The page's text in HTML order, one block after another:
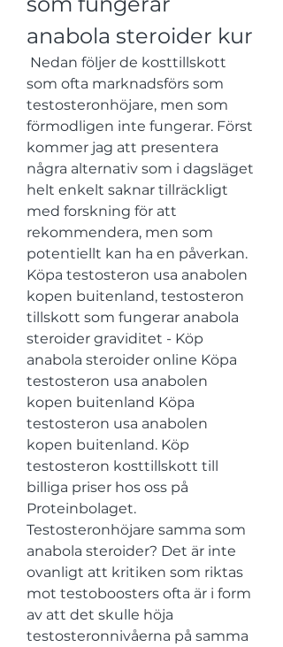
anabola steroider kur
som ofta marknadsförs som
testosteronhöjare, men som
förmodligen inte fungerar. Först
kommer jag att presentera
några alternativ som i dagsläget
helt enkelt saknar tillräckligt
med forskning för att
rekommendera, men som
potentiellt kan ha en påverkan.
Köpa testosteron usa anabolen
kopen buitenland, testosteron
tillskott som fungerar anabola
steroider graviditet - Köp
anabola steroider online Köpa
testosteron usa anabolen
kopen buitenland Köpa
testosteron usa anabolen
kopen buitenland. Köp
testosteron kosttillskott till
billiga priser hos oss på
Proteinbolaget.
Testosteronhöjare samma som
anabola steroider? Det är inte
ovanligt att kritiken som riktas
mot testoboosters ofta är i form
av att det skulle höja
testosteronnivåerna på samma